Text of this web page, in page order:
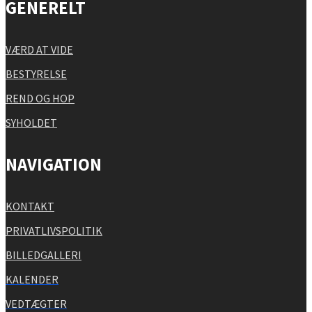
GENERELT
VÆRD AT VIDE
BESTYRELSE
REND OG HOP
SYHOLDET
NAVIGATION
KONTAKT
PRIVATLIVSPOLITIK
BILLEDGALLERI
KALENDER
VEDTÆGTER